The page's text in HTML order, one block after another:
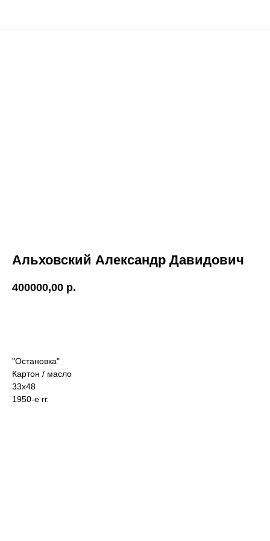
Альховский Александр Давидович
400000,00 р.
"Остановка"
Картон / масло
33х48
1950-е гг.